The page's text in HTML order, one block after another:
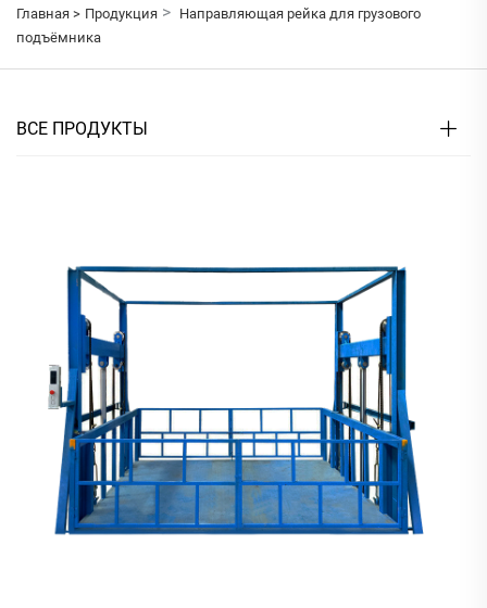
Главная > Продукция > Направляющая рейка для грузового
подъёмника
ВСЕ ПРОДУКТЫ